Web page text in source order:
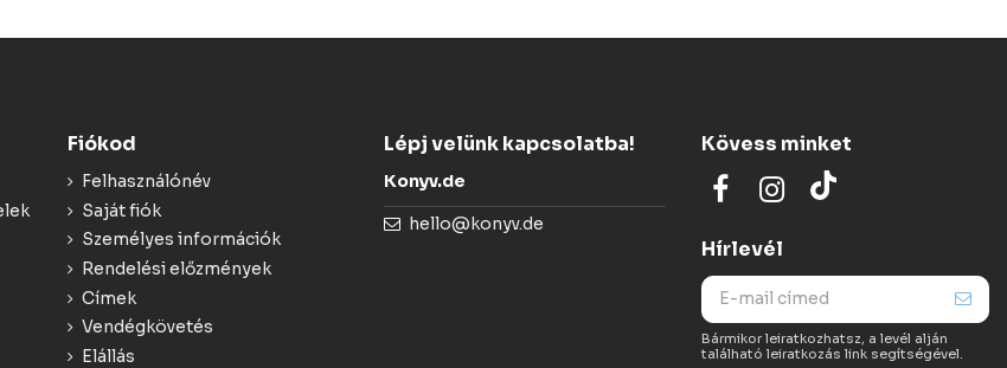
Fiókod
Felhasználónév
Saját fiók
Személyes információk
Rendelési előzmények
Címek
Vendégkövetés
Elállás
Lépj velünk kapcsolatba!
Konyv.de
hello@konyv.de
Kövess minket
Hírlevél
Bármikor leiratkozhatsz, a levél alján
található leiratkozás link segítségével.